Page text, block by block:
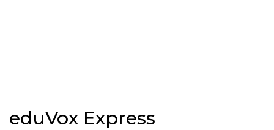
eduVox Express